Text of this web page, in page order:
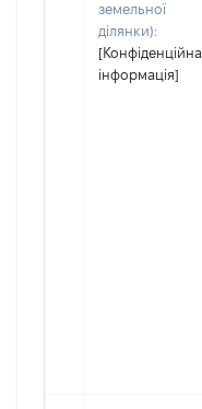
земельної
ділянки):
[Конфіденційна
інформація]